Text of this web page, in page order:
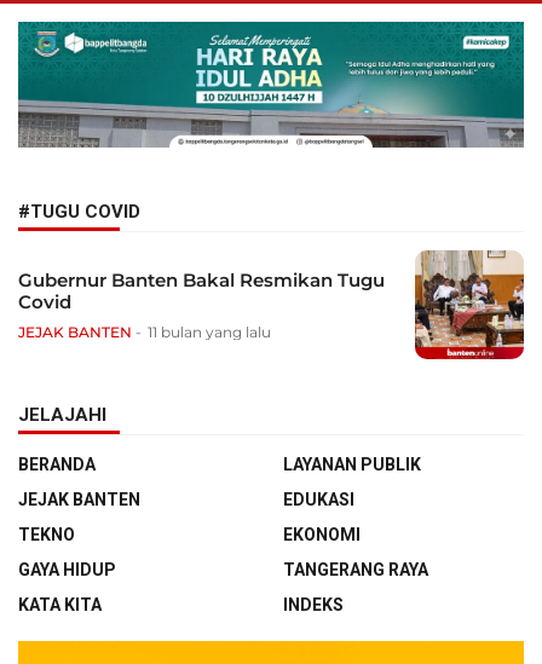
#TUGU COVID
Gubernur Banten Bakal Resmikan Tugu
Covid
JEJAK BANTEN 11 bulan yang lalu
JELAJAHI
BERANDA
LAYANAN PUBLIK
JEJAK BANTEN
EDUKASI
TEKNO
EKONOMI
GAYA HIDUP
TANGERANG RAYA
KATA KITA
INDEKS